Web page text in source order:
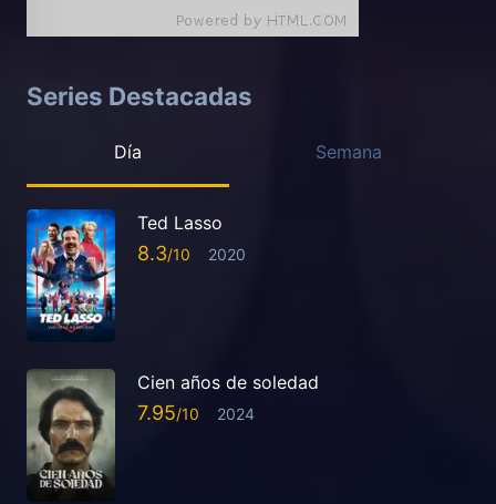
Series Destacadas
Día Semana
Ted Lasso
8.3 2020
Cien años de soledad
7.95 2024